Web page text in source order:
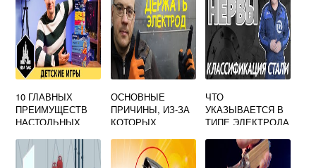
ВЫПОЛНЕНИИ
РУЧНОЙ ДУГОВОЙ
СВАРКИ
10 ГЛАВНЫХ
ПРЕИМУЩЕСТВ
НАСТОЛЬНЫХ
ЗДОРОВЬЯ
ОСНОВНЫЕ
ПРИЧИНЫ, ИЗ-ЗА
КОТОРЫХ
ПРИЛИПАЕТ К
МЕТАЛЛУ
ЧТО
УКАЗЫВАЕТСЯ В
ТИПЕ ЭЛЕКТРОДА
ЛЕГИРОВАННЫХ
СТАЛЕЙ